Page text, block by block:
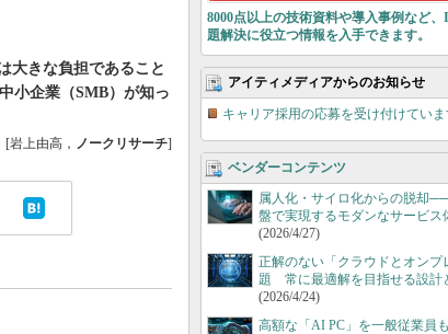
大きな負担であること
小企業（SMB）が知っ
[岩上由高， ノークリサーチ]
8000点以上の技術資料や導入事例など
題解決に役立つ情報を入手できます。
アイティメディアからのお知らせ
キャリア採用の応募を受け付けてい
ベンダーコンテンツ
属人化・サイロ化からの脱却
盤で実現するモダンなサービス
(2026/4/27)
正解のない「クラウドとオンプ
題 常に最適解を目指せる設計
(2026/4/24)
高額な「AI PC」を一般従業員